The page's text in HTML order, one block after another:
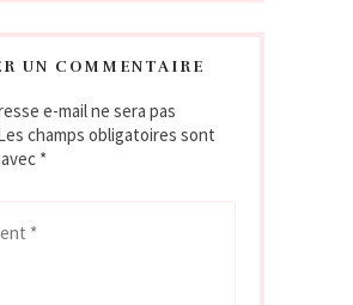
UN COMMENTAIRE
e-mail ne sera pas
champs obligatoires sont
*